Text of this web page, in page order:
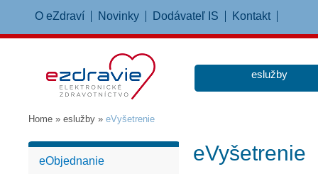
O eZdraví Novinky Dodávateľ IS Kontakt
eslužby
Home» eslužby» eVyšetrenie
eObjednanie eVyšetrenie